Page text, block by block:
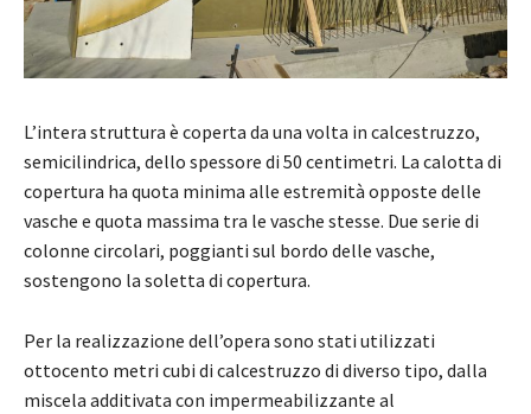
L’intera struttura è coperta da una volta in calcestruzzo,
semicilindrica, dello spessore di 50 centimetri. La calotta di
copertura ha quota minima alle estremità opposte delle
vasche e quota massima tra le vasche stesse. Due serie di
colonne circolari, poggianti sul bordo delle vasche,
sostengono la soletta di copertura.
Per la realizzazione dell’opera sono stati utilizzati
ottocento metri cubi di calcestruzzo di diverso tipo, dalla
miscela additivata con impermeabilizzante al